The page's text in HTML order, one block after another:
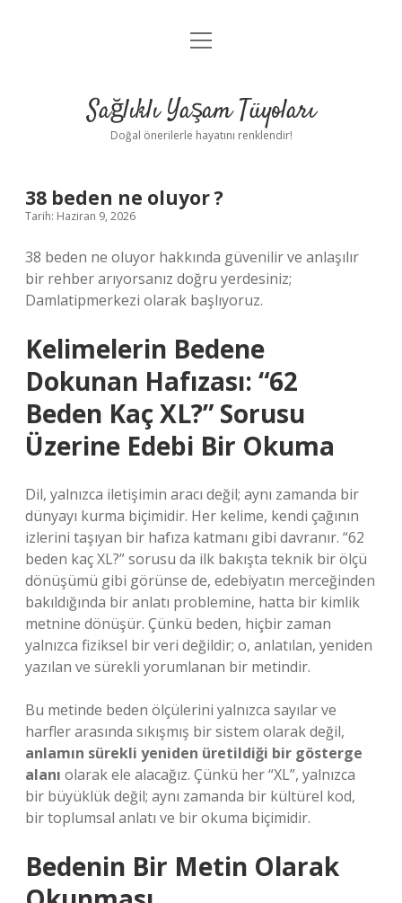
Anasayfa
Yasal Uyarı
menüyü
Sağlıklı Yaşam Tüyoları
Doğal önerilerle hayatını renklendir!
38 beden ne oluyor ?
Tarih: Haziran 9, 2026
38 beden ne oluyor hakkında güvenilir ve anlaşılır
bir rehber arıyorsanız doğru yerdesiniz;
Damlatipmerkezi olarak başlıyoruz.
Kelimelerin Bedene
Dokunan Hafızası: “62
Beden Kaç XL?” Sorusu
Üzerine Edebi Bir Okuma
Dil, yalnızca iletişimin aracı değil; aynı zamanda bir
dünyayı kurma biçimidir. Her kelime, kendi çağının
izlerini taşıyan bir hafıza katmanı gibi davranır. “62
beden kaç XL?” sorusu da ilk bakışta teknik bir ölçü
dönüşümü gibi görünse de, edebiyatın merceğinden
bakıldığında bir anlatı problemine, hatta bir kimlik
metnine dönüşür. Çünkü beden, hiçbir zaman
yalnızca fiziksel bir veri değildir; o, anlatılan, yeniden
yazılan ve sürekli yorumlanan bir metindir.
Bu metinde beden ölçülerini yalnızca sayılar ve
harfler arasında sıkışmış bir sistem olarak değil,
anlamın sürekli yeniden üretildiği bir gösterge
alanı olarak ele alacağız. Çünkü her “XL”, yalnızca
bir büyüklük değil; aynı zamanda bir kültürel kod,
bir toplumsal anlatı ve bir okuma biçimidir.
Bedenin Bir Metin Olarak